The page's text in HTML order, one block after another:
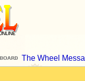
The Wheel